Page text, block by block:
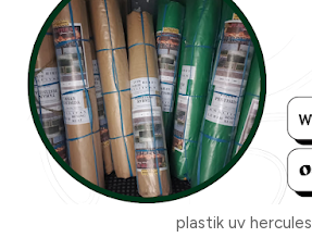
plastik uv hercules